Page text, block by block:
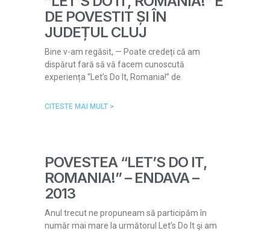
DE POVESTIT ȘI ÎN
JUDEȚUL CLUJ
Bine v-am regăsit, — Poate credeți că am
dispărut fară să vă facem cunoscută
experiența “Let’s Do It, Romania!” de
CITESTE MAI MULT >
POVESTEA “LET’S DO IT,
ROMANIA!” – ENDAVA –
2013
Anul trecut ne propuneam să participăm în
număr mai mare la următorul Let’s Do It şi am